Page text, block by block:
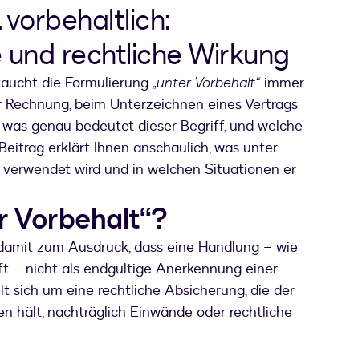
rechtliche Wirkung
die Formulierung„unter Vorbehalt“immer
beim Unterzeichnen eines Vertrags
genau bedeutet dieser Begriff, und welche
erklärt Ihnen anschaulich, was unter
wird und in welchen Situationen er
Vorbehalt“?
zum Ausdruck, dass eine Handlung – wie
– nicht als endgültige Anerkennung einer
sich um eine rechtliche Absicherung, die der
hält, nachträglich Einwände oder rechtliche